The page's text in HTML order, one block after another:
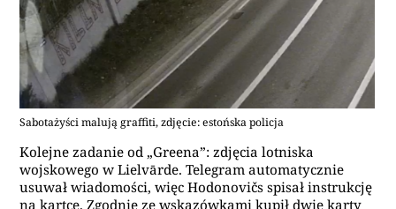
Sabotażyści malują graffiti, zdjęcie: estońska policja
Kolejne zadanie od „Greena”: zdjęcia lotniska
wojskowego w Lielvārde. Telegram automatycznie
usuwał wiadomości, więc Hodonovičs spisał instrukcję
na kartce. Zgodnie ze wskazówkami kupił dwie karty